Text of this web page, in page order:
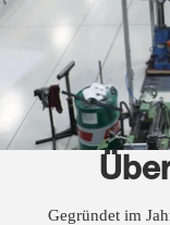
Gegründet im